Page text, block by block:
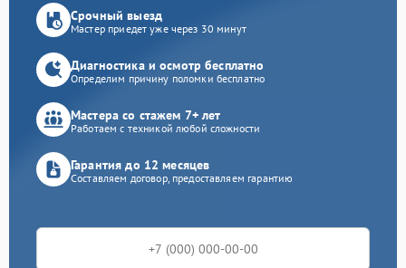
Срочный выезд
Мастер приедет уже через 30 минут
Диагностика и осмотр бесплатно
Определим причину поломки бесплатно
Мастера со стажем 7+ лет
Работаем с техникой любой сложности
Гарантия до 12 месяцев
Составляем договор, предоставляем гарантию